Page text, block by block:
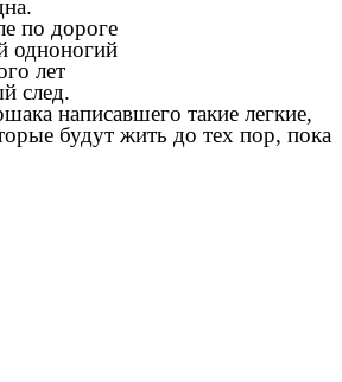
по дороге
одноногий
лет
след.
написавшего такие легкие,
будут жить до тех пор, пока